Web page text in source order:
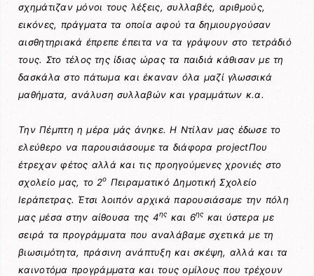
σχημάτιζαν μόνοι τους λέξεις, συλλαβές, αριθμούς,
εικόνες, πράγματα τα οποία αφού τα δημιουργούσαν
αισθητηριακά έπρεπε έπειτα να τα γράψουν στο τετράδιό
τους. Στο τέλος της ίδιας ώρας τα παιδιά κάθισαν με τη
δασκάλα στο πάτωμα και έκαναν όλα μαζί γλωσσικά
μαθήματα, ανάλυση συλλαβών και γραμμάτων κ.α.
Την Πέμπτη η μέρα μάς άνηκε. Η Ντίλαν μας έδωσε το
ελεύθερο να παρουσιάσουμε τα διάφορα projectΠου
έτρεχαν φέτος αλλά και τις προηγούμενες χρονιές στο
σχολείο μας, το 2ο Πειραματικό Δημοτική Σχολείο
Ιεράπετρας. Έτσι λοιπόν αρχικά παρουσιάσαμε την πόλη
μας μέσα στην αίθουσα της 4ης και 6ης και ύστερα με
σειρά τα προγράμματα που αναλάβαμε σχετικά με τη
βιωσιμότητα, πράσινη ανάπτυξη και σκέψη, αλλά και τα
καινοτόμα προγράμματα και τους ομίλους που τρέχουν